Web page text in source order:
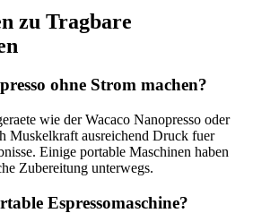
zu Tragbare
ohne Strom machen?
wie der Wacaco Nanopresso oder
Muskelkraft ausreichend Druck fuer
Einige portable Maschinen haben
Zubereitung unterwegs.
Espressomaschine?